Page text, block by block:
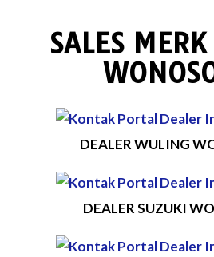
SALES
DEALER WULING
DEALER SUZUKI